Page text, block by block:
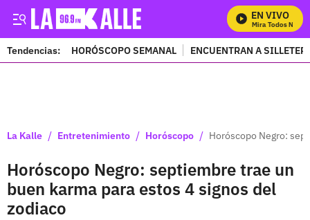
EN VIVO
Mira Todos
Tendencias: HORÓSCOPO SEMANAL ENCUENTRAN A
La Kalle / Entretenimiento / Horóscopo / Horóscopo Negro:
Horóscopo Negro: septiembre trae un
buen karma para estos 4 signos del
zodiaco